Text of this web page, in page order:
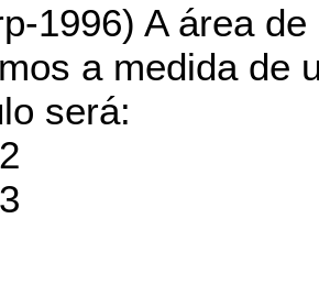
1996) A área
a medida de
será: